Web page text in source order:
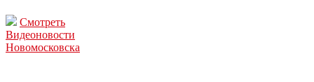
Смотреть
Видеоновости
Новомосковска